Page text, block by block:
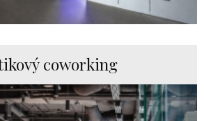
coworking